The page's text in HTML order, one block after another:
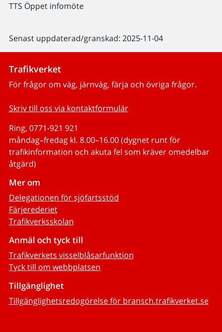
TTS Öppet infomöte
Senast uppdaterad/granskad: 2025-11-04
Trafikverket
För frågor om väg, järnväg, färja och övriga frågor.
Skriv till oss via kontaktformulär
Ring, 0771-921 921
måndag–fredag kl. 8.00–16.00 (dygnet runt för
trafikinformation och akuta fel som kräver omedelbar
åtgärd)
Mer om
Delegationen för sjöfartsstöd
Färjerederiet
Trafikverksskolan
Anmäl och tyck till
Trafikverkets visselblåsarfunktion
Tyck till om webbplatsen
Tillgänglighet
Tillgänglighetsredogörelse för bransch.trafikverket.se